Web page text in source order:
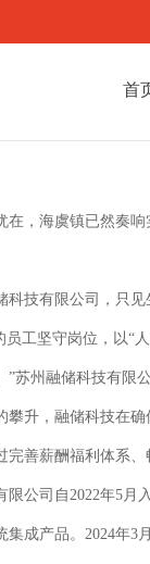
首
，海虞镇已然奏
科技有限公司，只
工坚守岗位，以“
苏州融储科技有
升，融储科技在
善薪酬福利体系
公司自2022年5
成产品。2024年